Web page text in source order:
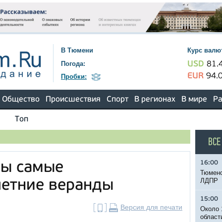
В Тюмени
Погода:
Пробки:
Курс
USD
EUR
Общество Происшествия Спорт В регионах В мире
Топ
самые
веранды
Версия для печати
16:00
ЛДПР
15:00
Около